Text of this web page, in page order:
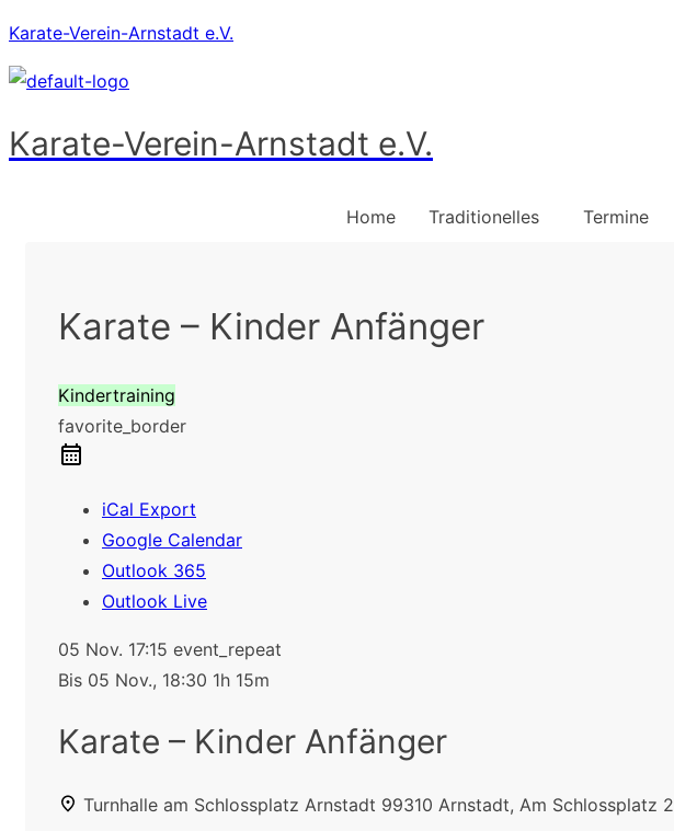
Karate-Verein-Arnstadt e.V.
Karate-Verein-Arnstadt e.V.
Home Traditionelles Termine
Karate – Kinder Anfänger
Kindertraining
favorite_border
iCal Export
Google Calendar
Outlook 365
Outlook Live
05 Nov. 17:15 event_repeat
Bis 05 Nov., 18:30 1h 15m
Karate – Kinder Anfänger
Turnhalle am Schlossplatz Arnstadt 99310 Arnstadt, Am Schlossplatz 2